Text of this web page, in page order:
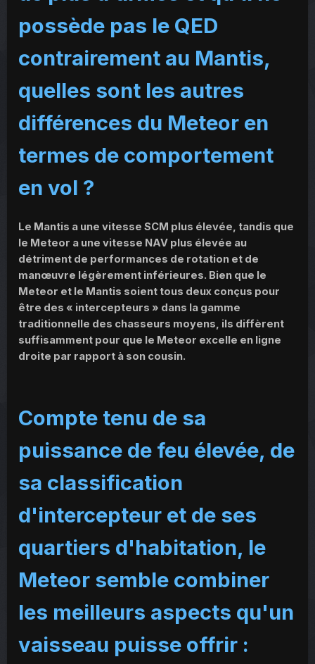
possède pas le QED
contrairement au Mantis,
quelles sont les autres
différences du Meteor en
termes de comportement
en vol ?
Le Mantis a une vitesse SCM plus élevée, tandis que
le Meteor a une vitesse NAV plus élevée au
détriment de performances de rotation et de
manœuvre légèrement inférieures. Bien que le
Meteor et le Mantis soient tous deux conçus pour
être des « intercepteurs » dans la gamme
traditionnelle des chasseurs moyens, ils diffèrent
suffisamment pour que le Meteor excelle en ligne
droite par rapport à son cousin.
Compte tenu de sa
puissance de feu élevée, de
sa classification
d'intercepteur et de ses
quartiers d'habitation, le
Meteor semble combiner
les meilleurs aspects qu'un
vaisseau puisse offrir :